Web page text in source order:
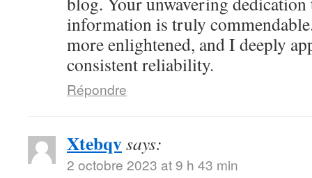
information is truly
more enlightened, and I deeply
consistent reliability.
Répondre
Xtebqvsays:
2 octobre 2023 at 9 h 43 min